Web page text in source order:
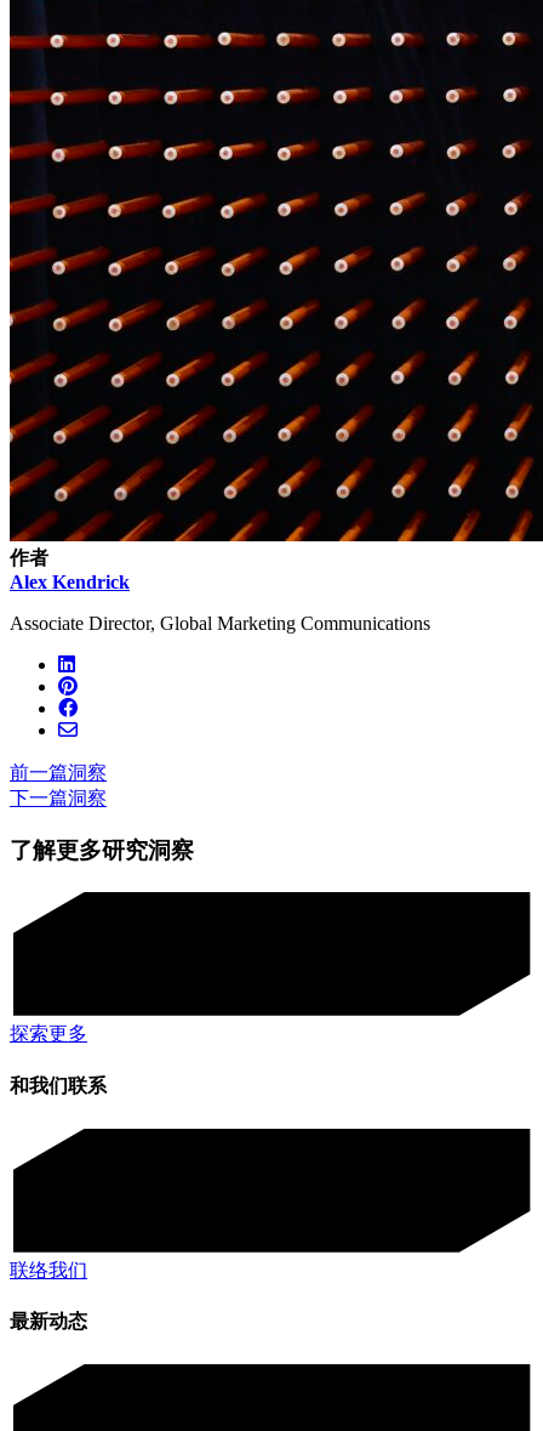
作者
Alex Kendrick
Associate Director, Global Marketing Communications
前一篇洞察
下一篇洞察
了解更多研究洞察
探索更多
和我们联系
联络我们
最新动态